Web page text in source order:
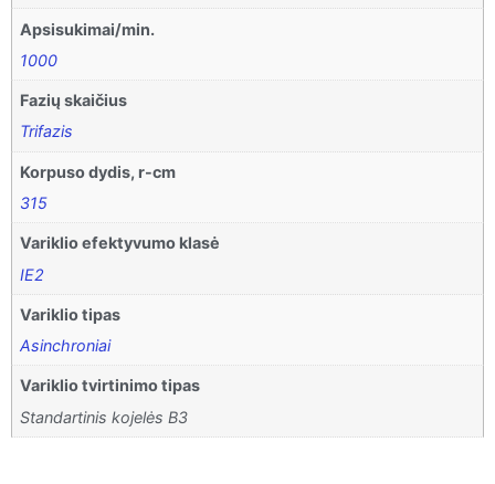
Apsisukimai/min.
1000
Fazių skaičius
Trifazis
Korpuso dydis, r-cm
315
Variklio efektyvumo klasė
IE2
Variklio tipas
Asinchroniai
Variklio tvirtinimo tipas
Standartinis kojelės B3